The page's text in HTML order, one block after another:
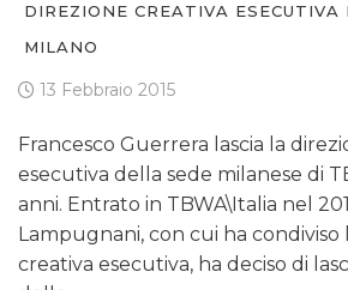
DIREZIONE CREATIVA ESECUTIVA
MILANO
13 Febbraio 2015
Francesco Guerrera lascia la
esecutiva della sede milanese di
anni. Entrato in TBWA\Italia nel
Lampugnani, con cui ha
creativa esecutiva, ha deciso di